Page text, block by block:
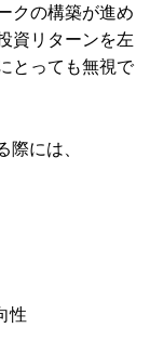
クの構築が進め
資リターンを左
とっても無視で
には、
性